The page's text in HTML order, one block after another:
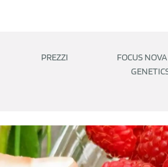
PREZZI
FOCUS